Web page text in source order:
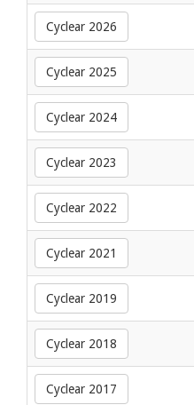
Cyclear 2026
Cyclear 2025
Cyclear 2024
Cyclear 2023
Cyclear 2022
Cyclear 2021
Cyclear 2019
Cyclear 2018
Cyclear 2017